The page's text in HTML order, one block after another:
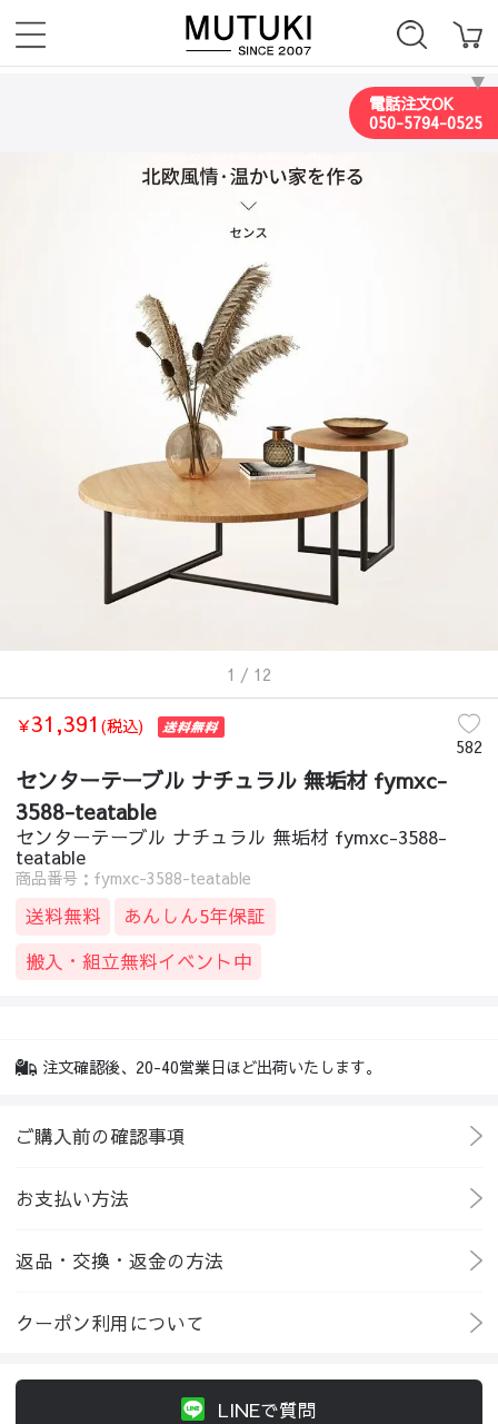
電話注文OK
050-5794-0525
1 / 12
￥31,391 (税込)
582
センターテーブル ナチュラル 無垢材 fymxc-
3588-teatable
センターテーブル ナチュラル 無垢材 fymxc-3588-
teatable
商品番号：fymxc-3588-teatable
送料無料
あんしん5年保証
搬入・組立無料イベント中
注文確認後、20-40営業日ほど出荷いたします。
ご購入前の確認事項
お支払い方法
返品・交換・返金の方法
クーポン利用について
LINEで質問